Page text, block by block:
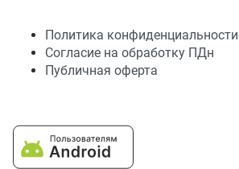
Политика конфиденциальности
Согласие на обработку ПДн
Публичная оферта